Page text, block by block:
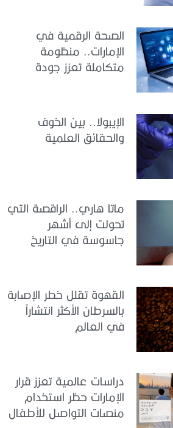
الصحة الرقمية في
الإمارات.. منظومة
متكاملة تعزز جودة
الإيبولا.. بين الخوف
والحقائق العلمية
ماتا هاري.. الراقصة التي
تحولت إلى أشهر
جاسوسة في التاريخ
القهوة تقلل خطر الإصابة
بالسرطان الأكثر انتشاراً
في العالم
دراسات عالمية تعزز قرار
الإمارات حظر استخدام
منصات التواصل للأطفال